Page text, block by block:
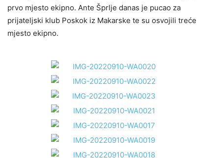
prvo mjesto ekipno. Ante Šprlje danas je pucao za
prijateljski klub Poskok iz Makarske te su osvojili treće
mjesto ekipno.